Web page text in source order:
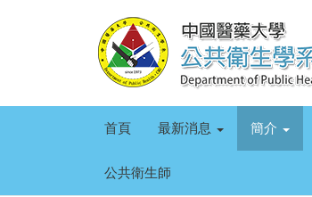
首頁 最新消息 簡介
公共衛生師